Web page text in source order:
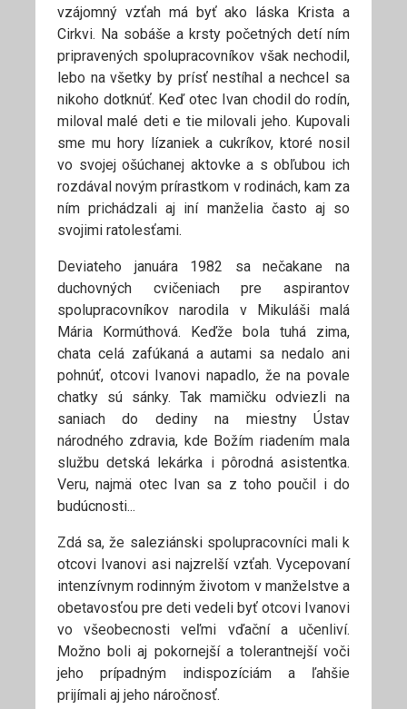
vzájomný vzťah má byť ako láska Krista a
Cirkvi. Na sobáše a krsty početných detí ním
pripravených spolupracovníkov však nechodil,
lebo na všetky by prísť nestíhal a nechcel sa
nikoho dotknúť. Keď otec Ivan chodil do rodín,
miloval malé deti e tie milovali jeho. Kupovali
sme mu hory lízaniek a cukríkov, ktoré nosil
vo svojej ošúchanej aktovke a s obľubou ich
rozdával novým prírastkom v rodinách, kam za
ním prichádzali aj iní manželia často aj so
svojimi ratolesťami.
Deviateho januára 1982 sa nečakane na
duchovných cvičeniach pre aspirantov
spolupracovníkov narodila v Mikuláši malá
Mária Kormúthová. Keďže bola tuhá zima,
chata celá zafúkaná a autami sa nedalo ani
pohnúť, otcovi Ivanovi napadlo, že na povale
chatky sú sánky. Tak mamičku odviezli na
saniach do dediny na miestny Ústav
národného zdravia, kde Božím riadením mala
službu detská lekárka i pôrodná asistentka.
Veru, najmä otec Ivan sa z toho poučil i do
budúcnosti...
Zdá sa, že saleziánski spolupracovníci mali k
otcovi Ivanovi asi najzrelší vzťah. Vycepovaní
intenzívnym rodinným životom v manželstve a
obetavosťou pre deti vedeli byť otcovi Ivanovi
vo všeobecnosti veľmi vďační a učenliví.
Možno boli aj pokornejší a tolerantnejší voči
jeho prípadným indispozíciám a ľahšie
prijímali aj jeho náročnosť.